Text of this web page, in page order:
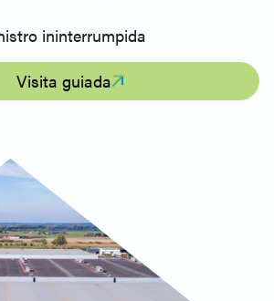
ininterrumpida
Visita guiada